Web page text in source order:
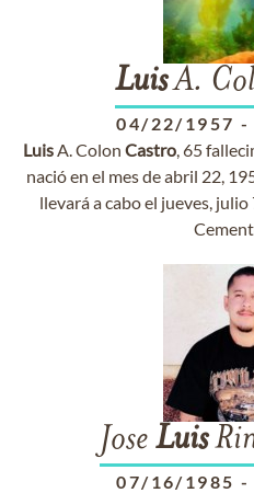
LuisA.
04/22/1957 -
LuisA. Colon Castro, 65
nació en el mes de abril 22,
llevará a cabo el jueves, julio
Jose Luis
07/16/1985 -